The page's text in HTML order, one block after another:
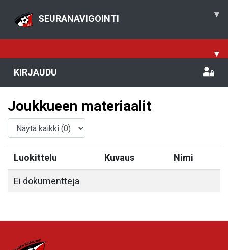
SEURANAVIGOINTI ▾
▾
KIRJAUDU
Joukkueen materiaalit
Luokittelu Kuvaus Nimi
Ei dokumentteja